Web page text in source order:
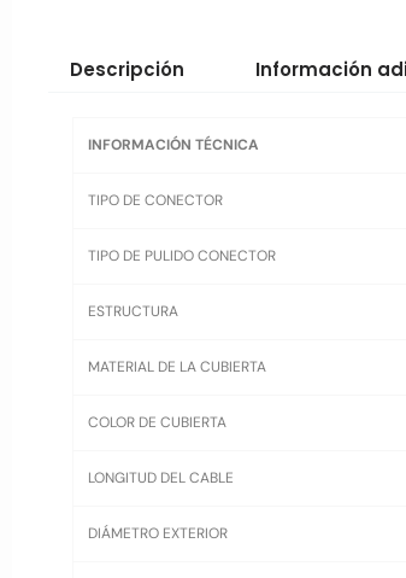
Descripción Información
INFORMACIÓN TÉCNICA
TIPO DE CONECTOR
TIPO DE PULIDO CONECTOR
ESTRUCTURA
MATERIAL DE LA CUBIERTA
COLOR DE CUBIERTA
LONGITUD DEL CABLE
DIÁMETRO EXTERIOR